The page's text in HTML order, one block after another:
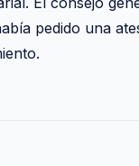
pedido una